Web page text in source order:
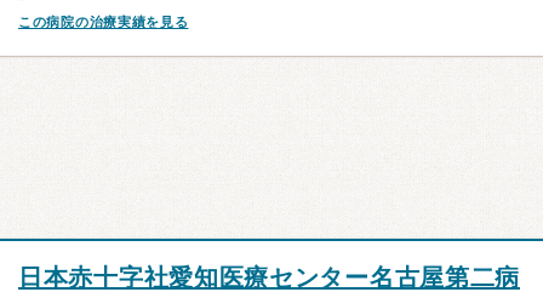
この病院の治療実績を見る
日本赤十字社愛知医療センター名古屋第二病